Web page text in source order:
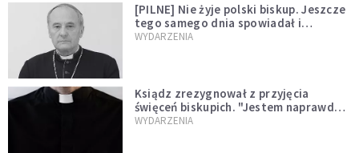
[PILNE] Nie żyje polski biskup. Jeszcze
tego samego dnia spowiadał i
sprawował Mszę świętą
WYDARZENIA
Ksiądz zrezygnował z przyjęcia
święceń biskupich. "Jestem naprawdę
niegodny"
WYDARZENIA